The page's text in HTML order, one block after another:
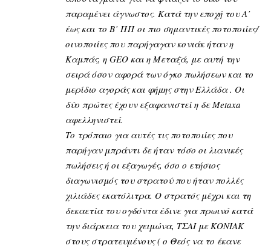
παραμένει άγνωστος. Κατά την εποχή του Α’
έως και το Β’ ΠΠ οι πιο σημαντικές ποτοποιίες/
οινοποιίες που παρήγαγαν κονιάκ ήταν η
Καμπάς, η GEO και η Μεταξά, με αυτή την
σειρά όσον αφορά των όγκο πωλήσεων και το
μερίδιο αγοράς και φήμης στην Ελλάδα . Οι
δύο πρώτες έχουν εξαφανιστεί η δε Metaxa
αφελληνιστεί.
Το τρόπαιο για αυτές τις ποτοποιίες που
παρήγαν μπράντι δε ήταν τόσο οι λιανικές
πωλήσεις ή οι εξαγωγές, όσο ο ετήσιος
διαγωνισμός του στρατού που ήταν πολλές
χιλιάδες εκατόλιτρα. Ο στρατός μέχρι και τη
δεκαετία του ογδόντα έδινε για πρωινό κατά
την διάρκεια του χειμώνα, ΤΣΑΙ με ΚΟΝΙΑΚ
στους στρατευμένους ( ο Θεός να το έκανε